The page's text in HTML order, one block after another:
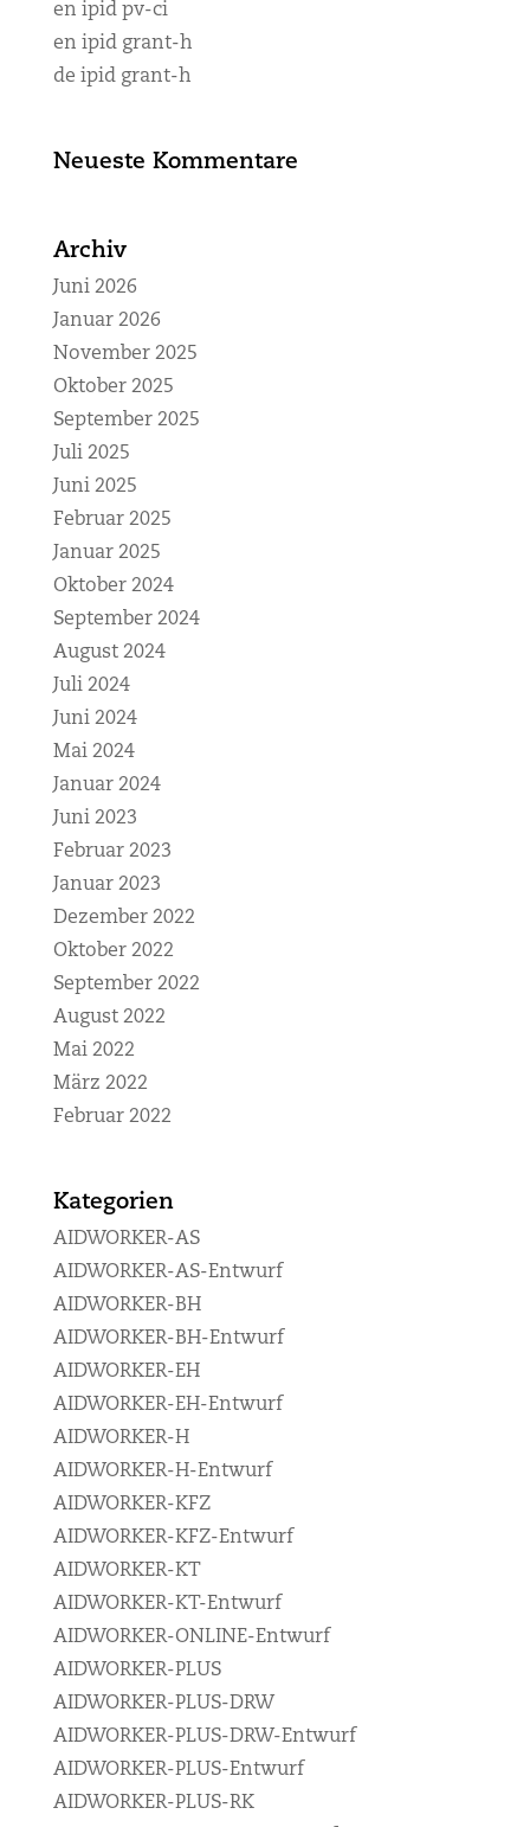
en ipid pv-ci
en ipid grant-h
de ipid grant-h
Neueste Kommentare
Archiv
Juni 2026
Januar 2026
November 2025
Oktober 2025
September 2025
Juli 2025
Juni 2025
Februar 2025
Januar 2025
Oktober 2024
September 2024
August 2024
Juli 2024
Juni 2024
Mai 2024
Januar 2024
Juni 2023
Februar 2023
Januar 2023
Dezember 2022
Oktober 2022
September 2022
August 2022
Mai 2022
März 2022
Februar 2022
Kategorien
AIDWORKER-AS
AIDWORKER-AS-Entwurf
AIDWORKER-BH
AIDWORKER-BH-Entwurf
AIDWORKER-EH
AIDWORKER-EH-Entwurf
AIDWORKER-H
AIDWORKER-H-Entwurf
AIDWORKER-KFZ
AIDWORKER-KFZ-Entwurf
AIDWORKER-KT
AIDWORKER-KT-Entwurf
AIDWORKER-ONLINE-Entwurf
AIDWORKER-PLUS
AIDWORKER-PLUS-DRW
AIDWORKER-PLUS-DRW-Entwurf
AIDWORKER-PLUS-Entwurf
AIDWORKER-PLUS-RK